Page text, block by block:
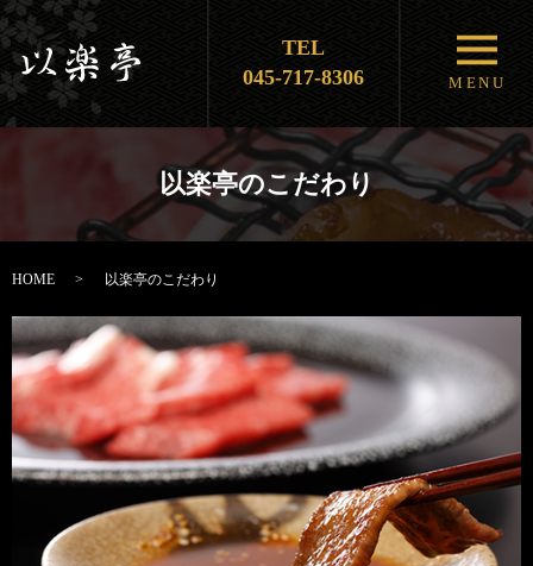
TEL
045-717-8306
MENU
以楽亭のこだわり
HOME 以楽亭のこだわり